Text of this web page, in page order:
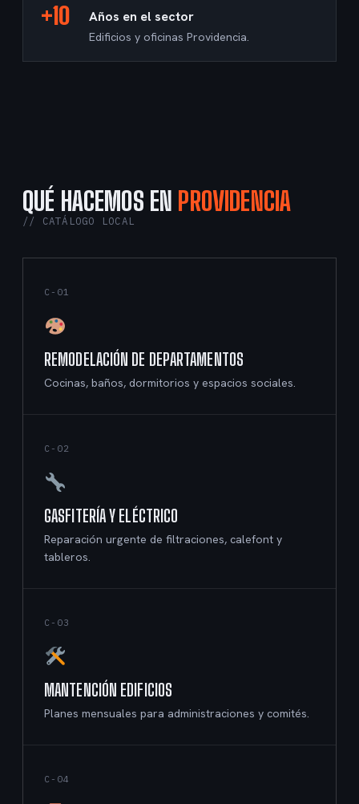
+10 Años en el sector
Edificios y oficinas Providencia.
QUÉ HACEMOS EN PROVIDENCIA
// CATÁLOGO LOCAL
C-01
REMODELACIÓN DE DEPARTAMENTOS
Cocinas, baños, dormitorios y espacios sociales.
C-02
GASFITERÍA Y ELÉCTRICO
Reparación urgente de filtraciones, calefont y
tableros.
C-03
MANTENCIÓN EDIFICIOS
Planes mensuales para administraciones y comités.
C-04